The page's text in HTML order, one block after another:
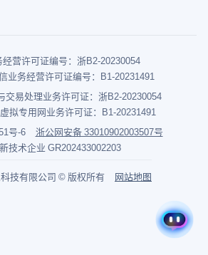
营许可证编号：浙B2-20230054
业务经营许可证编号：B1-20231491
交易处理业务许可证：浙B2-20230054
拟专用网业务许可证：B1-20231491
号-6
浙公网安备 33010902003507号
技术企业 GR202433002203
技有限公司 © 版权所有 网站地图